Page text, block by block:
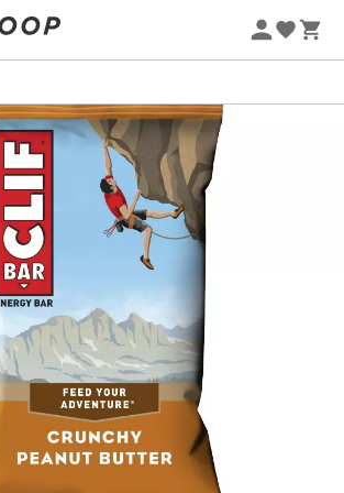
🔥 -5 % EXTRA vid köp av 2 produkter*
: per 100 g / per bar på 68 g
/ 11
54 / 37
(g): 31 / 21
6
fettsyror (g): 1,5 / 1
/ 4
0,35 / 0,24
441 / 300
1,5 / 1
6,5 / 4,4
44 / 30
0,23 / 0,16